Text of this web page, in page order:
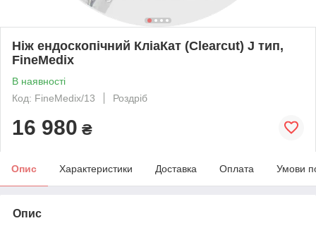
Ніж ендоскопічний КліаКат (Clearcut) J тип,
FineMedix
В наявності
Код: FineMedix/13
Роздріб
16 980 ₴
Опис Характеристики Доставка Оплата Умови
Опис